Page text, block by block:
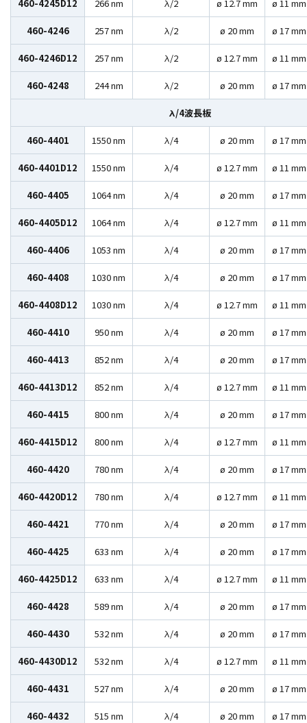
460-4245D12 266 nm λ/2 ø 12.7 mm ø 11 mm
460-4246 257 nm λ/2 ø 20 mm ø 17 mm
460-4246D12 257 nm λ/2 ø 12.7 mm ø 11 mm
460-4248 244 nm λ/2 ø 20 mm ø 17 mm
λ/4波長板
460-4401 1550 nm λ/4 ø 20 mm ø 17 mm
460-4401D12 1550 nm λ/4 ø 12.7 mm ø 11 mm
460-4405 1064 nm λ/4 ø 20 mm ø 17 mm
460-4405D12 1064 nm λ/4 ø 12.7 mm ø 11 mm
460-4406 1053 nm λ/4 ø 20 mm ø 17 mm
460-4408 1030 nm λ/4 ø 20 mm ø 17 mm
460-4408D12 1030 nm λ/4 ø 12.7 mm ø 11 mm
460-4410 950 nm λ/4 ø 20 mm ø 17 mm
460-4413 852 nm λ/4 ø 20 mm ø 17 mm
460-4413D12 852 nm λ/4 ø 12.7 mm ø 11 mm
460-4415 800 nm λ/4 ø 20 mm ø 17 mm
460-4415D12 800 nm λ/4 ø 12.7 mm ø 11 mm
460-4420 780 nm λ/4 ø 20 mm ø 17 mm
460-4420D12 780 nm λ/4 ø 12.7 mm ø 11 mm
460-4421 770 nm λ/4 ø 20 mm ø 17 mm
460-4425 633 nm λ/4 ø 20 mm ø 17 mm
460-4425D12 633 nm λ/4 ø 12.7 mm ø 11 mm
460-4428 589 nm λ/4 ø 20 mm ø 17 mm
460-4430 532 nm λ/4 ø 20 mm ø 17 mm
460-4430D12 532 nm λ/4 ø 12.7 mm ø 11 mm
460-4431 527 nm λ/4 ø 20 mm ø 17 mm
460-4432 515 nm λ/4 ø 20 mm ø 17 mm